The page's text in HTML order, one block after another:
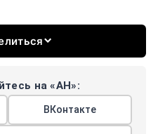
на «АН»:
ВКонтакте